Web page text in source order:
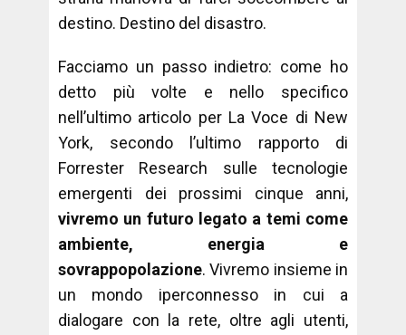
destino. Destino del disastro.
Facciamo un passo indietro: come ho
detto più volte e nello specifico
nell’ultimo articolo per La Voce di New
York, secondo l’ultimo rapporto di
Forrester Research sulle tecnologie
emergenti dei prossimi cinque anni,
vivremo un futuro legato a temi come
ambiente, energia e
sovrappopolazione. Vivremo insieme in
un mondo iperconnesso in cui a
dialogare con la rete, oltre agli utenti,